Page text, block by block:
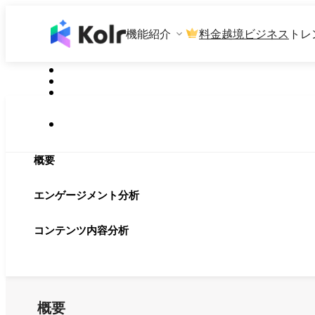
機能紹介 料金越境ビジネス ト
概要
エンゲージメント分析
コンテンツ内容分析
概要